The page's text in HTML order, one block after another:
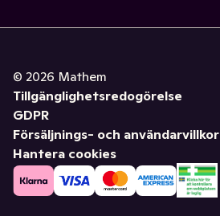
© 2026 Mathem
Tillgänglighetsredogörelse
GDPR
Försäljnings- och användarvillkor
Hantera cookies